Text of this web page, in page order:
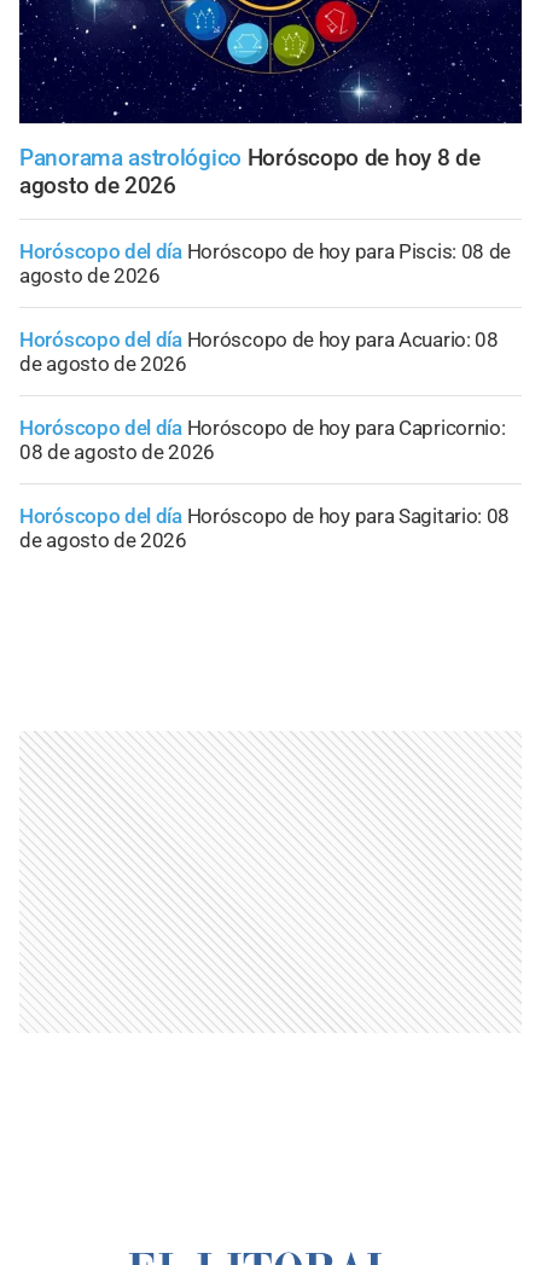
Panorama astrológico Horóscopo de hoy 8 de
agosto de 2026
Horóscopo del día Horóscopo de hoy para Piscis: 08 de
agosto de 2026
Horóscopo del día Horóscopo de hoy para Acuario: 08
de agosto de 2026
Horóscopo del día Horóscopo de hoy para Capricornio:
08 de agosto de 2026
Horóscopo del día Horóscopo de hoy para Sagitario: 08
de agosto de 2026